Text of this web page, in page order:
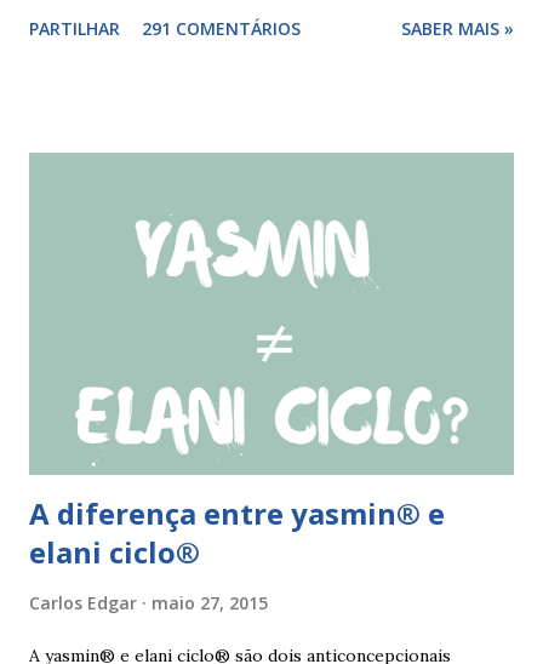
comprimido(s) esquecidos, continuar a tomar os restantes
Se o esquecimento ocorrer entre o 18° e o 24°
comprimido a mulher deve iniciar nova cartela ou carteira
esquecimento ocorrer entre o 25° e o 26° comprimido a
tomando os restantes. Se...
PARTILHAR 291 COMENTÁRIOS SABER MAIS »
A diferença entre yasmin® e
elani ciclo®
Carlos Edgar maio 27, 2015
A yasmin® e elani ciclo® são dois anticoncepcionais